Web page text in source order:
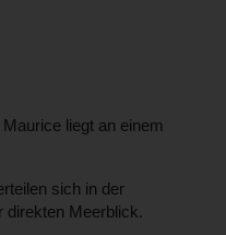
liegt an einem
sich in der
direkten Meerblick.